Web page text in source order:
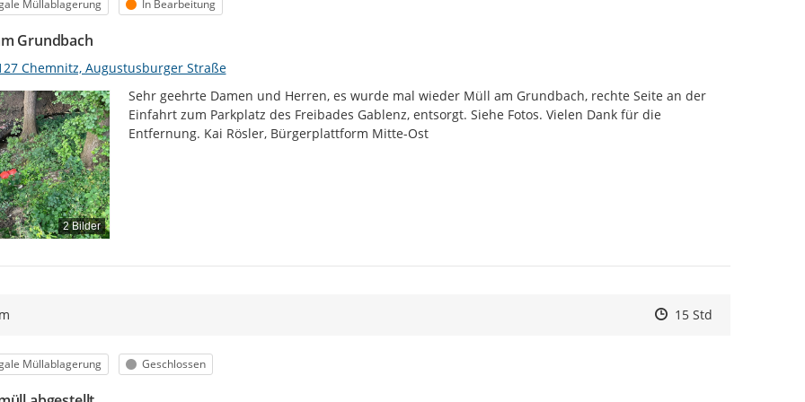
Müllablagerung Status
In Bearbeitung
Grundbach
Chemnitz, Augustusburger Straße
2 Bilder
Sehr geehrte Damen und Herren, es wurde mal wieder Müll am Grundbach, rechte Seite an der
Einfahrt zum Parkplatz des Freibades Gablenz, entsorgt. Siehe Fotos. Vielen Dank für die
Entfernung. Kai Rösler, Bürgerplattform Mitte-Ost
Zeitpunkt des
Zeitpunkt des
15 StdZur Äußerung
Müllablagerung Status
Geschlossen